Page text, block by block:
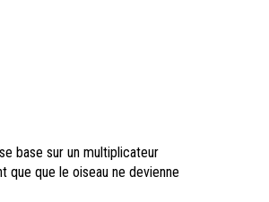
base sur un multiplicateur
que le oiseau ne devienne